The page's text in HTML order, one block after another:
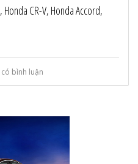
CR-V, Honda Accord,
bình luận